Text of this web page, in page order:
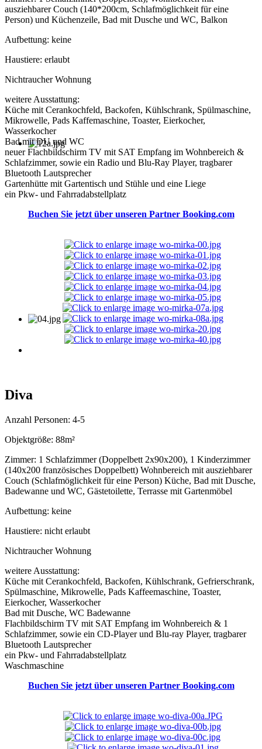
ausziehbarer Couch (140*200cm, Schlafmöglichkeit für eine
Person) und Küchenzeile, Bad mit Dusche und WC, Balkon
Aufbettung: keine
Haustiere: erlaubt
Nichtraucher Wohnung
weitere Ausstattung:
Küche mit Cerankochfeld, Backofen, Kühlschrank, Spülmaschine,
Mikrowelle, Pads Kaffemaschine, Toaster, Eierkocher,
Wasserkocher
Bad mit DU und WC
neuer Flachbildschirm TV mit SAT Empfang im Wohnbereich &
Schlafzimmer, sowie ein Radio und Blu-Ray Player, tragbarer
Bluetooth Lautsprecher
Gartenhütte mit Gartentisch und Stühle und eine Liege
ein Pkw- und Fahrradabstellplatz
Buchen Sie jetzt über unseren Partner Booking.com
Diva
Anzahl Personen: 4-5
Objektgröße: 88m²
Zimmer: 1 Schlafzimmer (Doppelbett 2x90x200), 1 Kinderzimmer
(140x200 französisches Doppelbett) Wohnbereich mit ausziehbarer
Couch (Schlafmöglichkeit für eine Person) Küche, Bad mit Dusche,
Badewanne und WC, Gästetoilette, Terrasse mit Gartenmöbel
Aufbettung: keine
Haustiere: nicht erlaubt
Nichtraucher Wohnung
weitere Ausstattung:
Küche mit Cerankochfeld, Backofen, Kühlschrank, Gefrierschrank,
Spülmaschine, Mikrowelle, Pads Kaffeemaschine, Toaster,
Eierkocher, Wasserkocher
Bad mit Dusche, WC Badewanne
Flachbildschirm TV mit SAT Empfang im Wohnbereich & 1
Schlafzimmer, sowie ein CD-Player und Blu-ray Player, tragbarer
Bluetooth Lautsprecher
ein Pkw- und Fahrradabstellplatz
Waschmaschine
Buchen Sie jetzt über unseren Partner Booking.com